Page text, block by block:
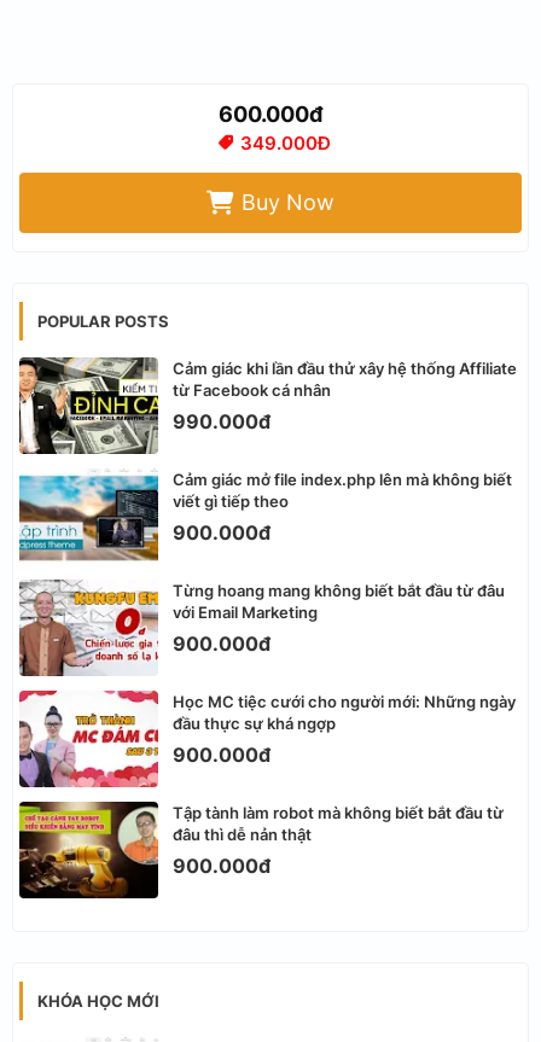
600.000đ
349.000Đ
Buy Now
POPULAR POSTS
Cảm giác khi lần đầu thử xây hệ thống Affiliate
từ Facebook cá nhân
990.000đ
Cảm giác mở file index.php lên mà không biết
viết gì tiếp theo
900.000đ
Từng hoang mang không biết bắt đầu từ đâu
với Email Marketing
900.000đ
Học MC tiệc cưới cho người mới: Những ngày
đầu thực sự khá ngợp
900.000đ
Tập tành làm robot mà không biết bắt đầu từ
đâu thì dễ nản thật
900.000đ
KHÓA HỌC MỚI